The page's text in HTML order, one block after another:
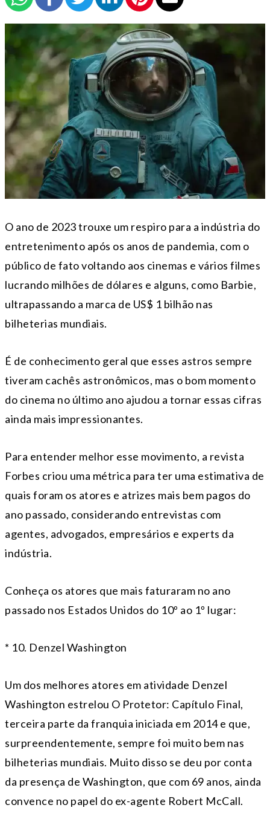
O ano de 2023 trouxe um respiro para a indústria do
entretenimento após os anos de pandemia, com o
público de fato voltando aos cinemas e vários filmes
lucrando milhões de dólares e alguns, como Barbie,
ultrapassando a marca de US$ 1 bilhão nas
bilheterias mundiais.
É de conhecimento geral que esses astros sempre
tiveram cachês astronômicos, mas o bom momento
do cinema no último ano ajudou a tornar essas cifras
ainda mais impressionantes.
Para entender melhor esse movimento, a revista
Forbes criou uma métrica para ter uma estimativa de
quais foram os atores e atrizes mais bem pagos do
ano passado, considerando entrevistas com
agentes, advogados, empresários e experts da
indústria.
Conheça os atores que mais faturaram no ano
passado nos Estados Unidos do 10º ao 1º lugar:
* 10. Denzel Washington
Um dos melhores atores em atividade Denzel
Washington estrelou O Protetor: Capítulo Final,
terceira parte da franquia iniciada em 2014 e que,
surpreendentemente, sempre foi muito bem nas
bilheterias mundiais. Muito disso se deu por conta
da presença de Washington, que com 69 anos, ainda
convence no papel do ex-agente Robert McCall.